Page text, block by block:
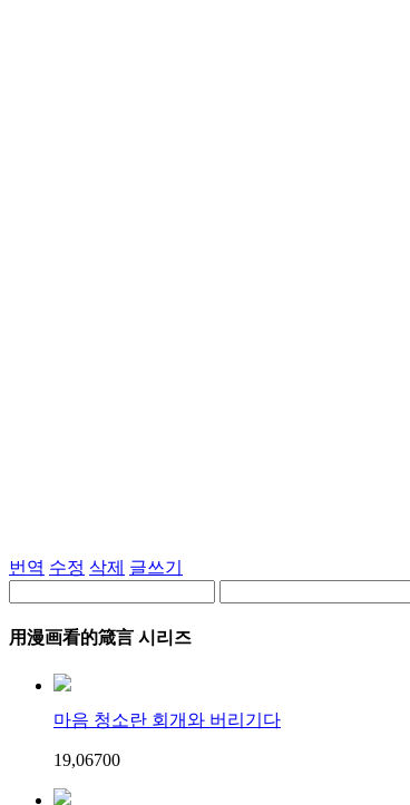
번역 수정 삭제 글쓰기
用漫画看的箴言 시리즈
마음 청소란 회개와 버리기다
19,06700